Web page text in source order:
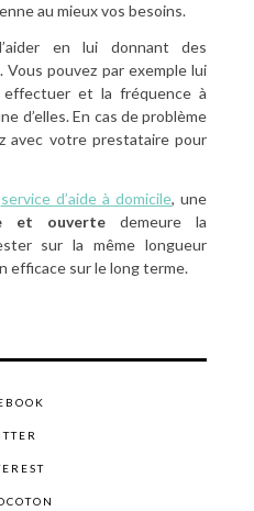
au mieux vos besoins.
en lui donnant des
pouvez par exemple lui
et la fréquence à
d’elles. En cas de problème
avec votre prestataire pour
service d’aide à domicile, une
et ouvertedemeure la
sur la même longueur
efficace sur le long terme.